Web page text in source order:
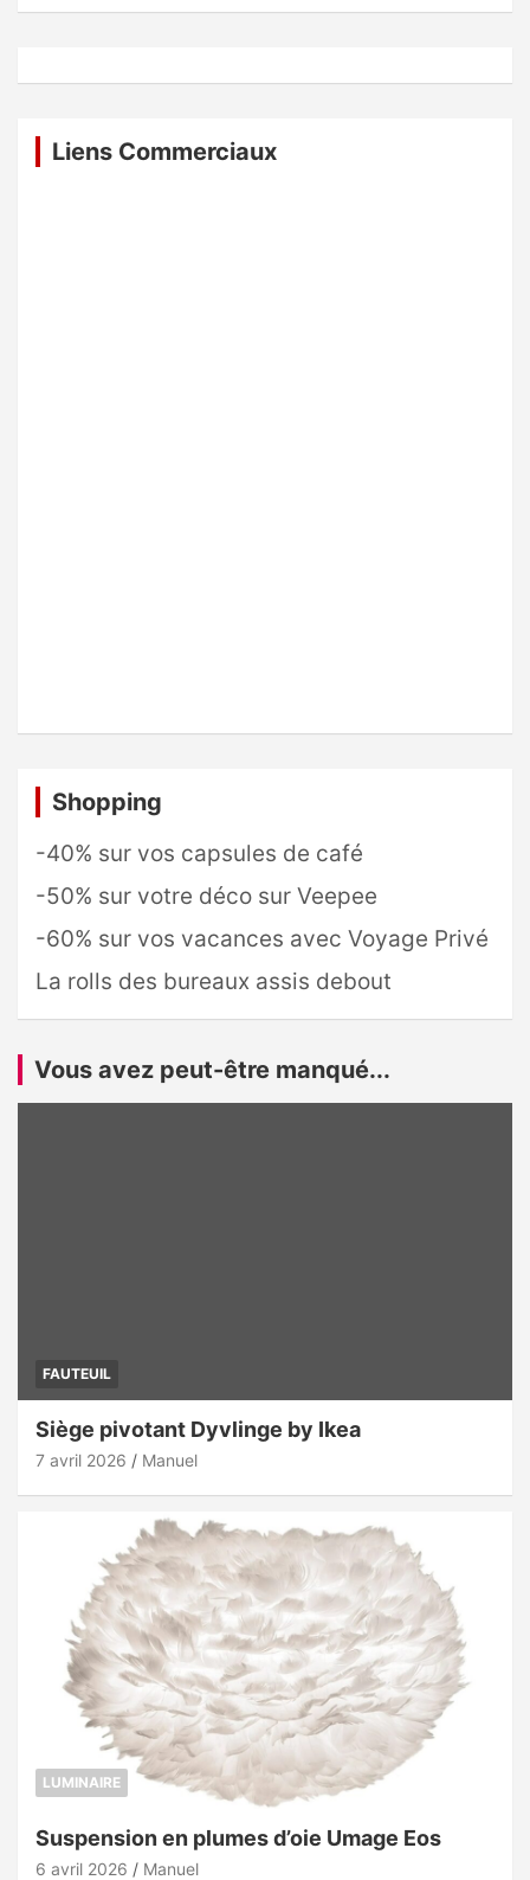
Liens Commerciaux
Shopping
-40% sur vos capsules de café
-50% sur votre déco sur Veepee
-60% sur vos vacances avec Voyage Privé
La rolls des bureaux assis debout
Vous avez peut-être manqué...
FAUTEUIL
Siège pivotant Dyvlinge by Ikea
7 avril 2026 Manuel
LUMINAIRE
Suspension en plumes d’oie Umage Eos
6 avril 2026 Manuel